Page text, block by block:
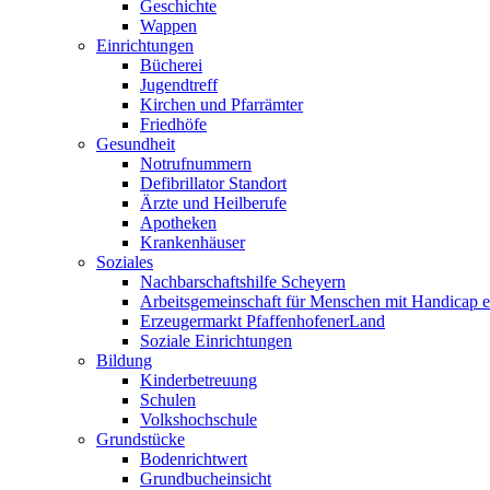
Geschichte
Wappen
Einrichtungen
Bücherei
Jugendtreff
Kirchen und Pfarrämter
Friedhöfe
Gesundheit
Notrufnummern
Defibrillator Standort
Ärzte und Heilberufe
Apotheken
Krankenhäuser
Soziales
Nachbarschaftshilfe Scheyern
Arbeitsgemeinschaft für Menschen mit Handicap
Erzeugermarkt PfaffenhofenerLand
Soziale Einrichtungen
Bildung
Kinderbetreuung
Schulen
Volkshochschule
Grundstücke
Bodenrichtwert
Grundbucheinsicht